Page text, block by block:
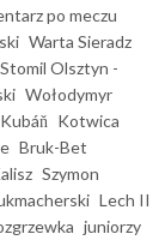
po meczu
Warta Sieradz
Stomil Olsztyn -
Wołodymyr
Kotwica
Bruk-Bet
Szymon
Lech II
juniorzy